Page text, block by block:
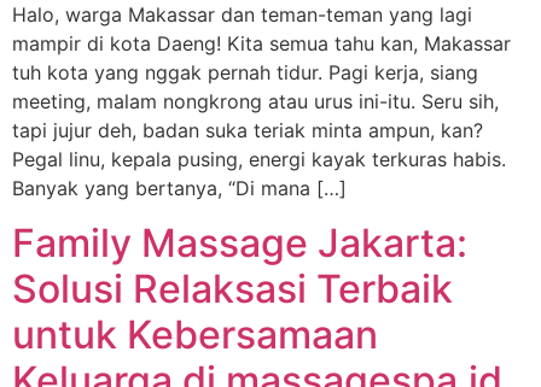
Halo, warga Makassar dan teman-teman yang lagi
mampir di kota Daeng! Kita semua tahu kan, Makassar
tuh kota yang nggak pernah tidur. Pagi kerja, siang
meeting, malam nongkrong atau urus ini-itu. Seru sih,
tapi jujur deh, badan suka teriak minta ampun, kan?
Pegal linu, kepala pusing, energi kayak terkuras habis.
Banyak yang bertanya, “Di mana […]
Family Massage Jakarta:
Solusi Relaksasi Terbaik
untuk Kebersamaan